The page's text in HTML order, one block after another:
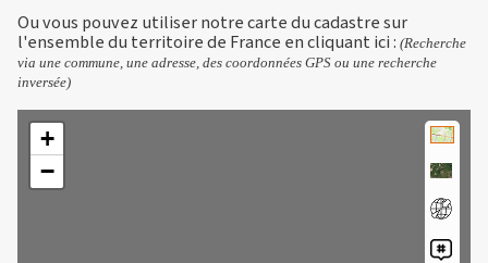
Ou vous pouvez utiliser notre carte du cadastre sur
l'ensemble du territoire de France encliquant ici: (Recherche
via une commune, une adresse, des coordonnées GPS ou une recherche
inversée)
+
−